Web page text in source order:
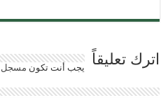
اترك تعليقاً يجب أنت تكون مسجل